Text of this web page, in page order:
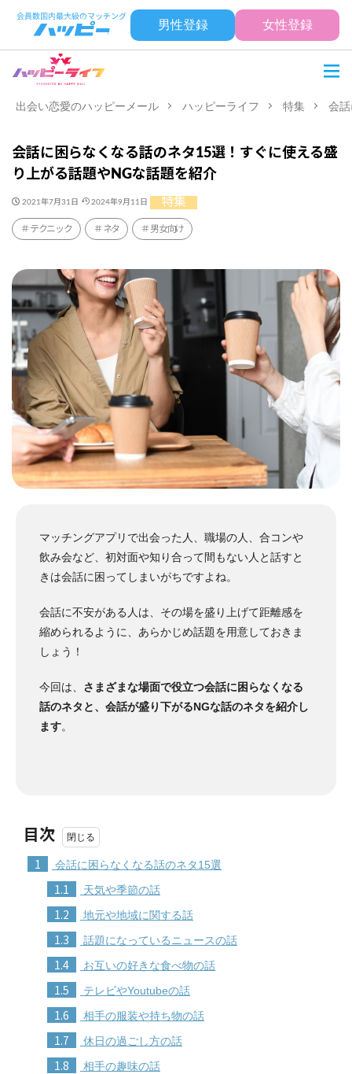
男性登録 女性登録
出会い恋愛のハッピーメール ハッピーライフ 特集 会
会話に困らなくなる話のネタ15選！すぐに使える盛
り上がる話題やNGな話題を紹介
2021年7月31日 2024年9月11日 特集
テクニック ネタ 男女向け
マッチングアプリで出会った人、職場の人、合コンや
飲み会など、初対面や知り合って間もない人と話すと
きは会話に困ってしまいがちですよね。
会話に不安がある人は、その場を盛り上げて距離感を
縮められるように、あらかじめ話題を用意しておきま
しょう！
今回は、 さまざまな場面で役立つ会話に困らなくなる
話のネタと、会話が盛り下がるNGな話のネタを紹介し
ます。
目次
1 会話に困らなくなる話のネタ15選
1.1 天気や季節の話
1.2 地元や地域に関する話
1.3 話題になっているニュースの話
1.4 お互いの好きな食べ物の話
1.5 テレビやYoutubeの話
1.6 相手の服装や持ち物の話
1.7 休日の過ごし方の話
1.8 相手の趣味の話